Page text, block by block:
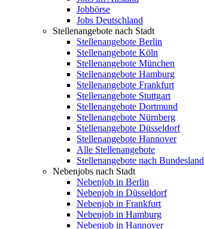
Jobbörse
Jobs Deutschland
Stellenangebote nach Stadt
Stellenangebote Berlin
Stellenangebote Köln
Stellenangebote München
Stellenangebote Hamburg
Stellenangebote Frankfurt
Stellenangebote Stuttgart
Stellenangebote Dortmund
Stellenangebote Nürnberg
Stellenangebote Düsseldorf
Stellenangebote Hannover
Alle Stellenangebote
Stellenangebote nach Bundesland
Nebenjobs nach Stadt
Nebenjob in Berlin
Nebenjob in Düsseldorf
Nebenjob in Frankfurt
Nebenjob in Hamburg
Nebenjob in Hannover